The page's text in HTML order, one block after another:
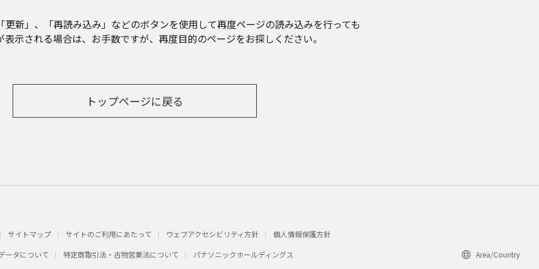
更新」、「再読み込み」などのボタンを使用して再度ページの読み込みを行っても
表示される場合は、お手数ですが、再度目的のページをお探しください。
トップページに戻る
サイトマップ サイトのご利用にあたって ウェブアクセシビリティ方針
個人情報保護方針
ータについて
特定商取引法・古物営業法について パナソニックホールディングス Area/Country